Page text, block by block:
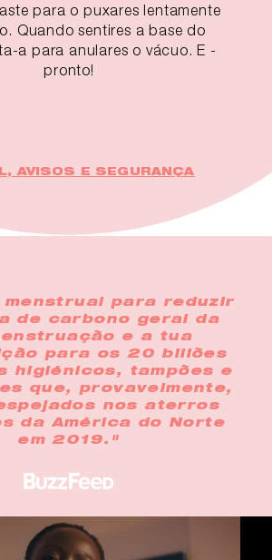
para o puxares lentamente
Quando sentires a base do
a para anulares o vácuo. E -
pronto!
AVISOS E SEGURANÇA
menstrual para reduzir
de carbono geral da
e a tua
para os 20 biliões
higiénicos, tampões e
que, provavelmente,
nos aterros
da América do Norte
em 2019."